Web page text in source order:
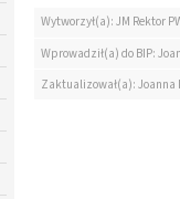
Wytworzył(a): JM Rektor
Wprowadził(a) do BIP:
Zaktualizował(a):